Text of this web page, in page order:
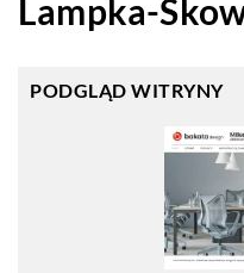
Lampka-
PODGLĄD WITRYNY